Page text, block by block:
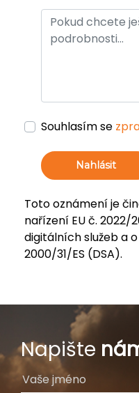
Souhlasím se
Nahlásit
Toto oznámení je
nařízení EU č.
digitálních služeb a
2000/31/ES (DSA).
Napište